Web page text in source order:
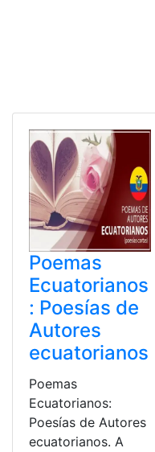
Poemas
Ecuatorianos
: Poesías de
Autores
ecuatorianos
Poemas
Ecuatorianos:
Poesías de Autores
ecuatorianos. A